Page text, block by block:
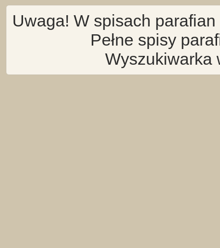
Uwaga! W spisach
Pełne spisy
Wyszukiwarka